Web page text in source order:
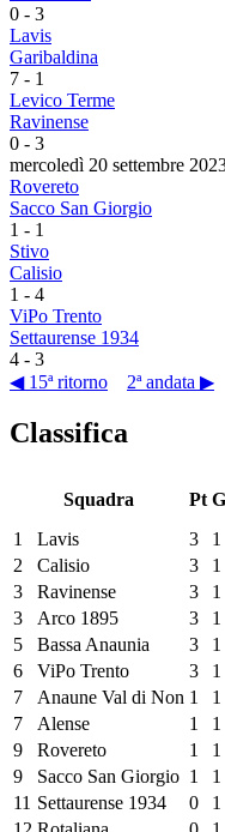
0 - 3
Lavis
Garibaldina
7 - 1
Levico Terme
Ravinense
0 - 3
mercoledì 20 settembre
Rovereto
Sacco San Giorgio
1 - 1
Stivo
Calisio
1 - 4
ViPo Trento
Settaurense 1934
4 - 3
◀ 15ª ritorno
2ª andata ▶
Classifica
Squadra Pt G
1
Lavis 3 1
2
Calisio 3 1
3
Ravinense 3 1
3
Arco 1895 3 1
5
Bassa Anaunia 3 1
6
ViPo Trento 3 1
7
Anaune Val di Non 1 1
7
Alense 1 1
9
Rovereto 1 1
9
Sacco San Giorgio 1 1
11 Settaurense 1934 0 1